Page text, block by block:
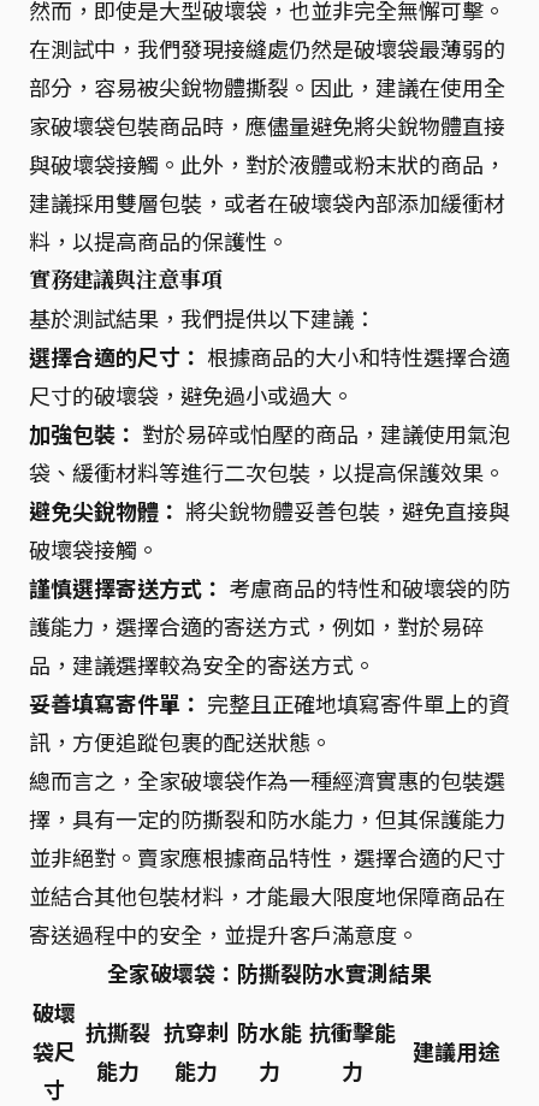
然而，即使是大型破壞袋，也並非完全無懈可擊。
在測試中，我們發現接縫處仍然是破壞袋最薄弱的
部分，容易被尖銳物體撕裂。因此，建議在使用全
家破壞袋包裝商品時，應儘量避免將尖銳物體直接
與破壞袋接觸。此外，對於液體或粉末狀的商品，
建議採用雙層包裝，或者在破壞袋內部添加緩衝材
料，以提高商品的保護性。
實務建議與注意事項
基於測試結果，我們提供以下建議：
選擇合適的尺寸： 根據商品的大小和特性選擇合適
尺寸的破壞袋，避免過小或過大。
加強包裝： 對於易碎或怕壓的商品，建議使用氣泡
袋、緩衝材料等進行二次包裝，以提高保護效果。
避免尖銳物體： 將尖銳物體妥善包裝，避免直接與
破壞袋接觸。
謹慎選擇寄送方式： 考慮商品的特性和破壞袋的防
護能力，選擇合適的寄送方式，例如，對於易碎
品，建議選擇較為安全的寄送方式。
妥善填寫寄件單： 完整且正確地填寫寄件單上的資
訊，方便追蹤包裹的配送狀態。
總而言之，全家破壞袋作為一種經濟實惠的包裝選
擇，具有一定的防撕裂和防水能力，但其保護能力
並非絕對。賣家應根據商品特性，選擇合適的尺寸
並結合其他包裝材料，才能最大限度地保障商品在
寄送過程中的安全，並提升客戶滿意度。
全家破壞袋：防撕裂防水實測結果
破壞
袋尺
寸
抗撕裂
能力
抗穿刺
能力
防水能
力
抗衝擊能
力
建議用途